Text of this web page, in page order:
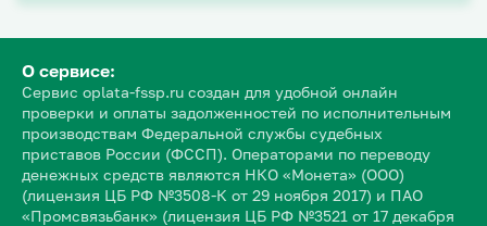
О сервисе:
Сервис oplata-fssp.ru создан для удобной онлайн
проверки и оплаты задолженностей по исполнительным
производствам Федеральной службы судебных
приставов России (ФССП). Операторами по переводу
денежных средств являются НКО «Монета» (ООО)
(лицензия ЦБ РФ №3508-К от 29 ноября 2017) и ПАО
«Промсвязьбанк» (лицензия ЦБ РФ №3521 от 17 декабря